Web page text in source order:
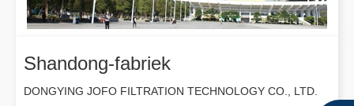
Shandong-fabriek
DONGYING JOFO FILTRATION TECHNOLOGY CO., LTD.